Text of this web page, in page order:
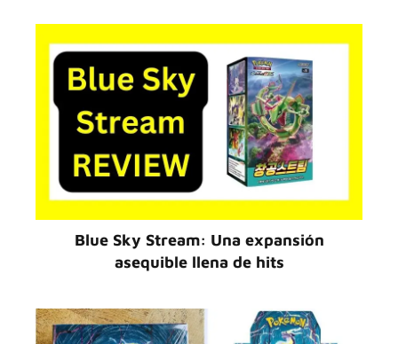
Blue Sky Stream: Una expansión
asequible llena de hits